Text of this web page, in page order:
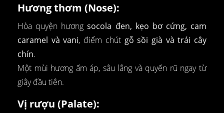
Hương thơm (Nose):
Hòa quyện hươngsocola đen, kẹo bơ cứng, cam
caramel và vani, điểm chút gỗ sồi già và trái cây
chín.
Một mùi hương ấm áp, sâu lắng và quyến rũ ngay từ
giây đầu tiên.
Vị rượu (Palate):